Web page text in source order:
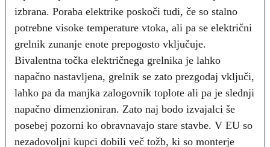
izbrana. Poraba elektrike poskoči tudi, če so stalno
potrebne visoke temperature vtoka, ali pa se električni
grelnik zunanje enote prepogosto vključuje.
Bivalentna točka električnega grelnika je lahko
napačno nastavljena, grelnik se zato prezgodaj vključi,
lahko pa da manjka zalogovnik toplote ali pa je slednji
napačno dimenzioniran. Zato naj bodo izvajalci še
posebej pozorni ko obravnavajo stare stavbe. V EU so
nezadovoljni kupci dobili več tožb, ki so monterje